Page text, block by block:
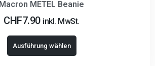
Macron METEL Beanie
CHF7.90 inkl. MwSt.
Ausführung wählen